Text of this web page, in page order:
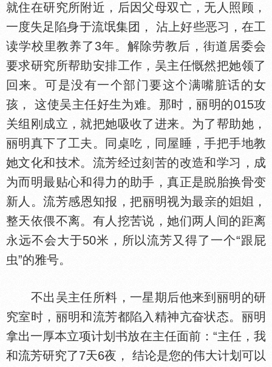
就住在研究所附近，后因父母双亡，无人照顾，
一度失足陷身于流氓集团， 沾上好些恶习，在工
读学校里教养了3年。解除劳教后，街道居委会
要求研究所帮助安排工作，吴主任慨然把她领了
回来。可是没有一个部门要这个满嘴脏话的女
孩， 这使吴主任好生为难。那时，丽明的015攻
关组刚成立，就把她吸收了进来。为了帮助她，
丽明真下了工夫。同桌吃，同屋睡，手把手地教
她文化和技术。流芳经过刻苦的改造和学习，成
为而明最贴心和得力的助手，真正是
胎换骨变
新人。流芳感恩知报，把丽明视为最
的
，
整天依偎不离。有人挖苦说，她们两人间的距离
永远不会大于50米，所以流芳又得了一个“跟屁
虫”的雅号。
不出吴主任所料，一星期后他来到丽明的研
究室时，丽明和流芳都陷入精神亢奋状态。丽明
拿出一厚本立项计划书放在主任面前：“主任，我
和流芳研究了7天6夜， 结论是您的伟大计划可以